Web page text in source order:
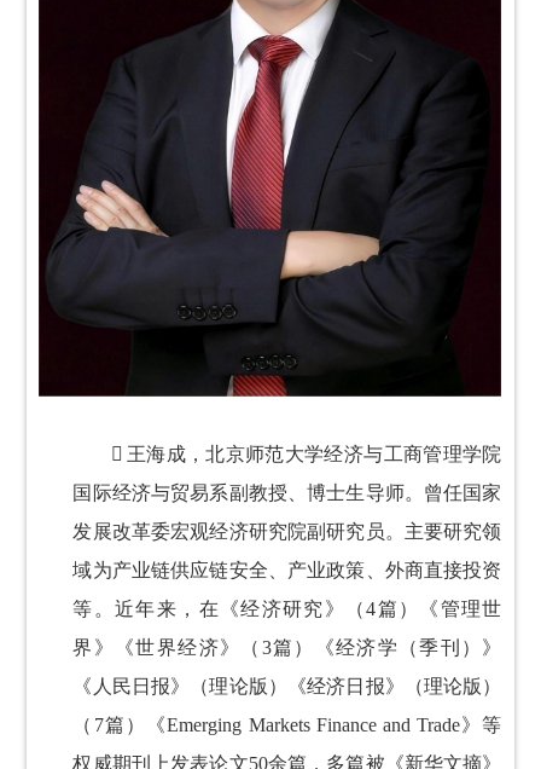
 王海成，北京师范大学经济与工商管理学院
国际经济与贸易系副教授、博士生导师。曾任国家
发展改革委宏观经济研究院副研究员。主要研究领
域为产业链供应链安全、产业政策、外商直接投资
等。近年来，在《经济研究》（4篇）《管理世
界》《世界经济》（3篇）《经济学（季刊）》
《人民日报》（理论版）《经济日报》（理论版）
（7篇）《Emerging Markets Finance and Trade》等
权威期刊上发表论文50余篇，多篇被《新华文摘》